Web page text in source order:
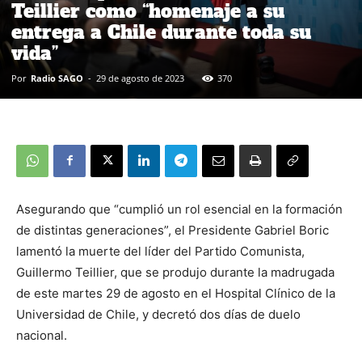
Teillier como “homenaje a su
entrega a Chile durante toda su
vida”
Por Radio SAGO - 29 de agosto de 2023 370
Asegurando que “cumplió un rol esencial en la formación
de distintas generaciones”, el Presidente Gabriel Boric
lamentó la muerte del líder del Partido Comunista,
Guillermo Teillier, que se produjo durante la madrugada
de este martes 29 de agosto en el Hospital Clínico de la
Universidad de Chile, y decretó dos días de duelo
nacional.